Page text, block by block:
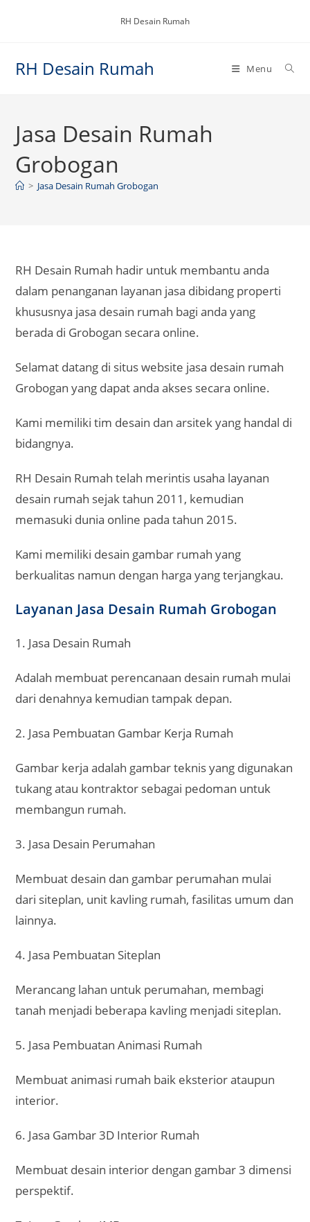
RH Desain Rumah
RH Desain Rumah Menu
Jasa Desain Rumah
Grobogan
> Jasa Desain Rumah Grobogan
RH Desain Rumah hadir untuk membantu anda
dalam penanganan layanan jasa dibidang properti
khususnya jasa desain rumah bagi anda yang
berada di Grobogan secara online.
Selamat datang di situs website jasa desain rumah
Grobogan yang dapat anda akses secara online.
Kami memiliki tim desain dan arsitek yang handal di
bidangnya.
RH Desain Rumah telah merintis usaha layanan
desain rumah sejak tahun 2011, kemudian
memasuki dunia online pada tahun 2015.
Kami memiliki desain gambar rumah yang
berkualitas namun dengan harga yang terjangkau.
Layanan Jasa Desain Rumah Grobogan
1. Jasa Desain Rumah
Adalah membuat perencanaan desain rumah mulai
dari denahnya kemudian tampak depan.
2. Jasa Pembuatan Gambar Kerja Rumah
Gambar kerja adalah gambar teknis yang digunakan
tukang atau kontraktor sebagai pedoman untuk
membangun rumah.
3. Jasa Desain Perumahan
Membuat desain dan gambar perumahan mulai
dari siteplan, unit kavling rumah, fasilitas umum dan
lainnya.
4. Jasa Pembuatan Siteplan
Merancang lahan untuk perumahan, membagi
tanah menjadi beberapa kavling menjadi siteplan.
5. Jasa Pembuatan Animasi Rumah
Membuat animasi rumah baik eksterior ataupun
interior.
6. Jasa Gambar 3D Interior Rumah
Membuat desain interior dengan gambar 3 dimensi
perspektif.